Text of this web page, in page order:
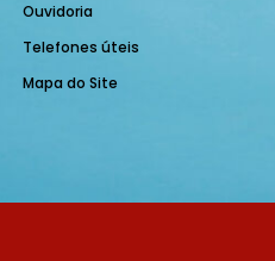
Ouvidoria
Telefones úteis
Mapa do Site